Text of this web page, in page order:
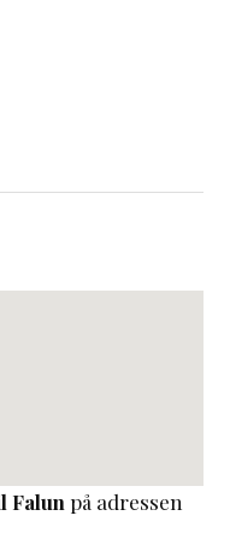
Falun på adressen